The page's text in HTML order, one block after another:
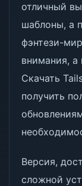
отличный
шаблоны, а
фэнтези-
внимания, а
Скачать
получить
Версия,
сложной